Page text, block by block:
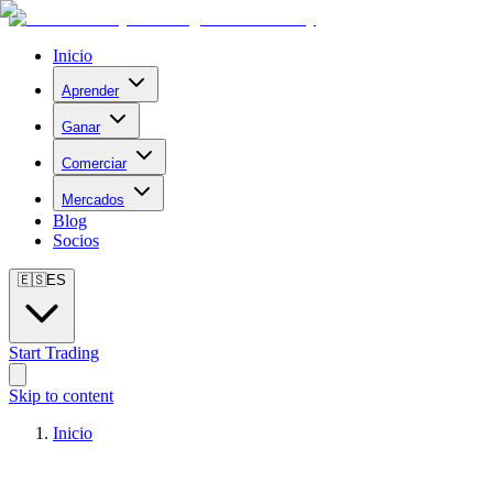
Inicio
Aprender
Ganar
Comerciar
Mercados
Blog
Socios
🇪🇸ES
Start Trading
Skip to content
Inicio